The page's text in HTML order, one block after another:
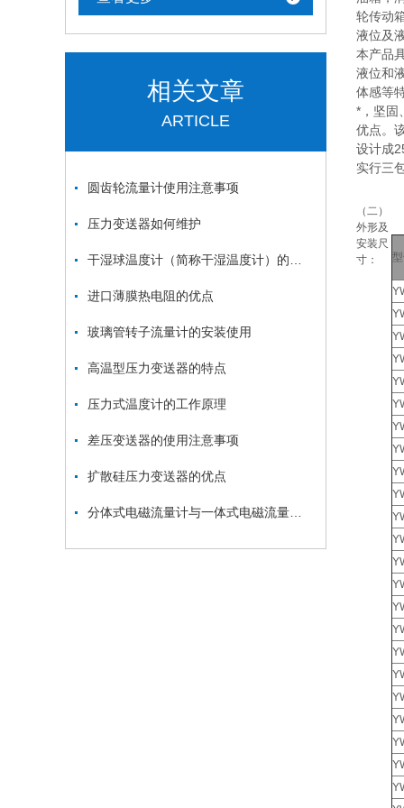
相关文章
ARTICLE
圆齿轮流量计使用注意事项
压力变送器如何维护
进口薄膜热电阻的优点
玻璃管转子流量计的安装使用
高温型压力变送器的特点
压力式温度计的工作原理
差压变送器的使用注意事项
扩散硅压力变送器的优点
轮传动
液位及
本产品
液位和
体感等
*，坚固
优点。
设计成
实行三
（二）
外形及
安装尺
寸：